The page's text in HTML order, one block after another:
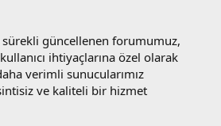
güncellenen forumumuz,
ihtiyaçlarına özel olarak
verimli sunucularımız
ve kaliteli bir hizmet